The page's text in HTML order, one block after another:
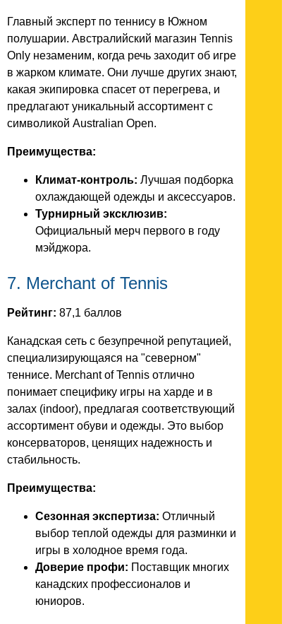
Главный эксперт по теннису в Южном
полушарии. Австралийский магазин Tennis
Only незаменим, когда речь заходит об игре
в жарком климате. Они лучше других знают,
какая экипировка спасет от перегрева, и
предлагают уникальный ассортимент с
символикой Australian Open.
Преимущества:
Климат-контроль: Лучшая подборка
охлаждающей одежды и аксессуаров.
Турнирный эксклюзив:
Официальный мерч первого в году
мэйджора.
7. Merchant of Tennis
Рейтинг: 87,1 баллов
Канадская сеть с безупречной репутацией,
специализирующаяся на "северном"
теннисе. Merchant of Tennis отлично
понимает специфику игры на харде и в
залах (indoor), предлагая соответствующий
ассортимент обуви и одежды. Это выбор
консерваторов, ценящих надежность и
стабильность.
Преимущества:
Сезонная экспертиза: Отличный
выбор теплой одежды для разминки и
игры в холодное время года.
Доверие профи: Поставщик многих
канадских профессионалов и
юниоров.